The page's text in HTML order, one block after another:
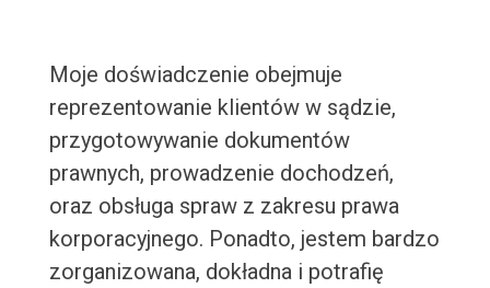
Moje doświadczenie obejmuje
reprezentowanie klientów w sądzie,
przygotowywanie dokumentów
prawnych, prowadzenie dochodzeń,
oraz obsługa spraw z zakresu prawa
korporacyjnego. Ponadto, jestem bardzo
zorganizowana, dokładna i potrafię